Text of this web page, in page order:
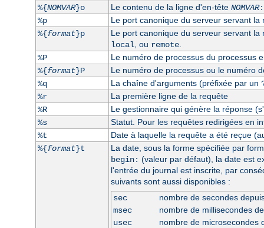
%{NOMVAR}o Le contenu de la ligne d'en-tête NOMVAR:
%p
Le port canonique du serveur servant la
%{format}p
Le port canonique du serveur servant
local , ou remote.
%P
Le numéro de processus du processus
%{format}P
Le numéro de processus ou le numéro
%q
La chaîne d'arguments (préfixée par un
%r
La première ligne de la requête
%R
Le gestionnaire qui génère la réponse
%s
Statut. Pour les requêtes redirigées en
%t
Date à laquelle la requête a été reçue
%{format}t
La date, sous la forme spécifiée par
begin: (valeur par défaut), la date est
l'entrée du journal est inscrite, par
suivants sont aussi disponibles :
sec
nombre de secondes
msec
nombre de millisecondes
usec
nombre de microsecondes